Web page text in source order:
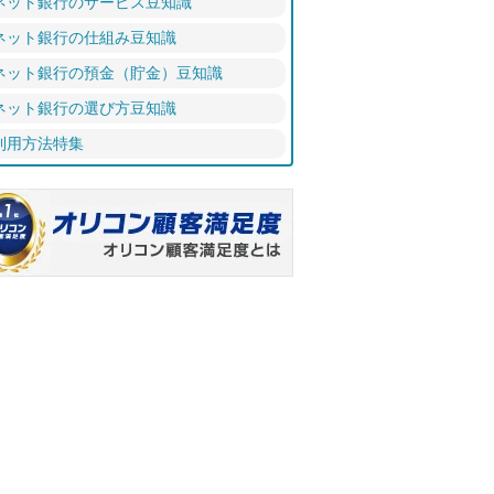
ット銀行の仕組み豆知識
ット銀行の預金（貯金）豆知識
ット銀行の選び方豆知識
用方法特集